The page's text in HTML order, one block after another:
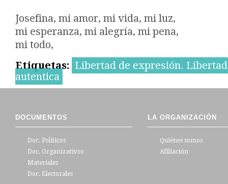
Josefina, mi amor, mi vida, mi luz,
mi esperanza, mi alegría, mi pena,
mi todo,
Etiquetas: Libertad de expresión.
autentica
DOCUMENTOS
Doc. Políticos
Doc. Organizativos
Materiales
Doc. Electorales
LA ORGANIZACIÓN
Quiénes somos
Afiliación